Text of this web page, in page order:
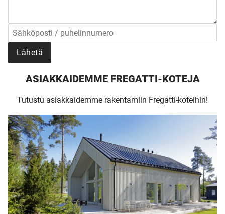
Lähetä
ASIAKKAIDEMME FREGATTI-KOTEJA
Tutustu asiakkaidemme rakentamiin Fregatti-koteihin!